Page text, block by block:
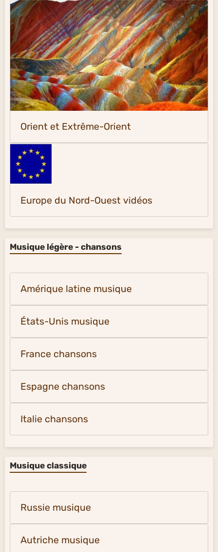
Orient et Extrême-Orient
Europe du Nord-Ouest vidéos
Musique légère - chansons
Amérique latine musique
États-Unis musique
France chansons
Espagne chansons
Italie chansons
Musique classique
Russie musique
Autriche musique